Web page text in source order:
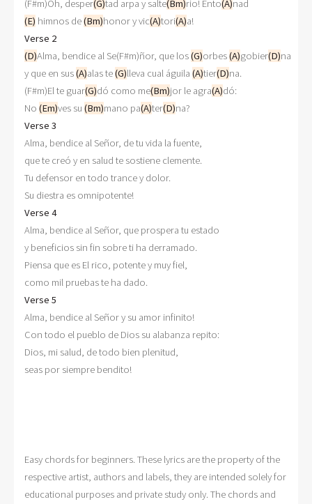
(F#m)Oh, desper(G)tad arpa y salte(Bm)rio! Ento(A)
(E) himnos de (Bm)honor y vic(A)tori(A)
Verse 2
(D)Alma, bendice al Se(F#m)ñor, que los (G)orbes (A)gobier(D)na
y que en sus (A)alas te (G)lleva cual águila (A)tier(D)na.
(F#m)El te guar(G)dó como me(Bm)jor le agra(A)dó:
No (Em)ves su (Bm)mano pa(A)ter(D)
Verse 3
Alma, bendice al Señor, de tu vida la fuente,
que te creó y en salud te sostiene clemente.
Tu defensor en todo trance y dolor.
Verse 4
Alma, bendice al Señor, que prospera tu estado
y beneficios sin fin sobre ti ha derramado.
Piensa que es El rico, potente y muy fiel,
Verse 5
Alma, bendice al Señor y su amor infinito!
Con todo el pueblo de Dios su alabanza repito:
Dios, mi salud, de todo bien plenitud,
seas por siempre bendito!
Easy chords for beginners. These lyrics are the property of the
respective artist, authors and labels, they are intended solely for
educational purposes and private study only. The chords and